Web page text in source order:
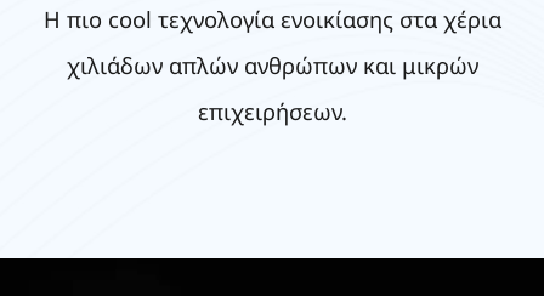
Η πιο cool τεχνολογία ενοικίασης στα χέρια
χιλιάδων απλών ανθρώπων και μικρών
επιχειρήσεων.